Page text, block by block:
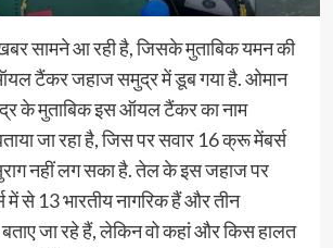
सामने आ रही है, जिसके मुताबिक यमन की
टैंकर जहाज समुद्र में डूब गया है. ओमान
के मुताबिक इस ऑयल टैंकर का नाम
जा रहा है, जिस पर सवार 16 क्रू मेंबर्स
नहीं लग सका है. तेल के इस जहाज पर
से 13 भारतीय नागरिक हैं और तीन
जा रहे हैं, लेकिन वो कहां और किस हालत